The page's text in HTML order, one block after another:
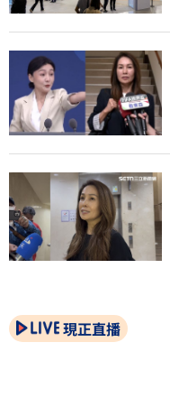
現正直播